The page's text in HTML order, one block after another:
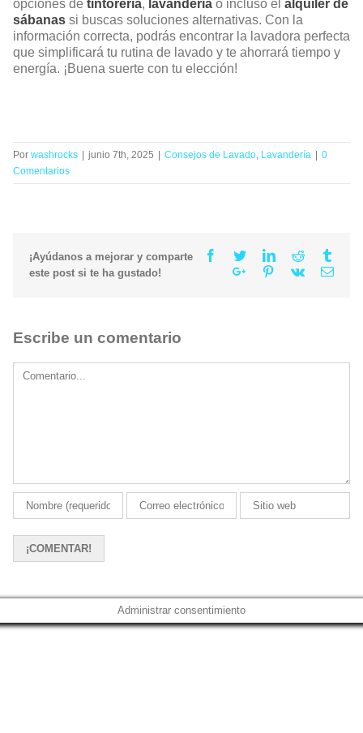
opciones de tintorería, lavandería o incluso el alquiler de
sábanas si buscas soluciones alternativas. Con la
información correcta, podrás encontrar la lavadora perfecta
que simplificará tu rutina de lavado y te ahorrará tiempo y
energía. ¡Buena suerte con tu elección!
Por washrocks junio 7th, 2025 Consejos de Lavado, Lavandería
0
Comentarios
¡Ayúdanos a mejorar y comparte
este post si te ha gustado!
Facebook
TwitterLinkedinReddit
Google+Pinterest
Vk Email
Escribe un comentario
Comment
Administrar consentimiento